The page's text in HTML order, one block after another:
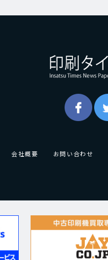
会社概要 お問い合わせ